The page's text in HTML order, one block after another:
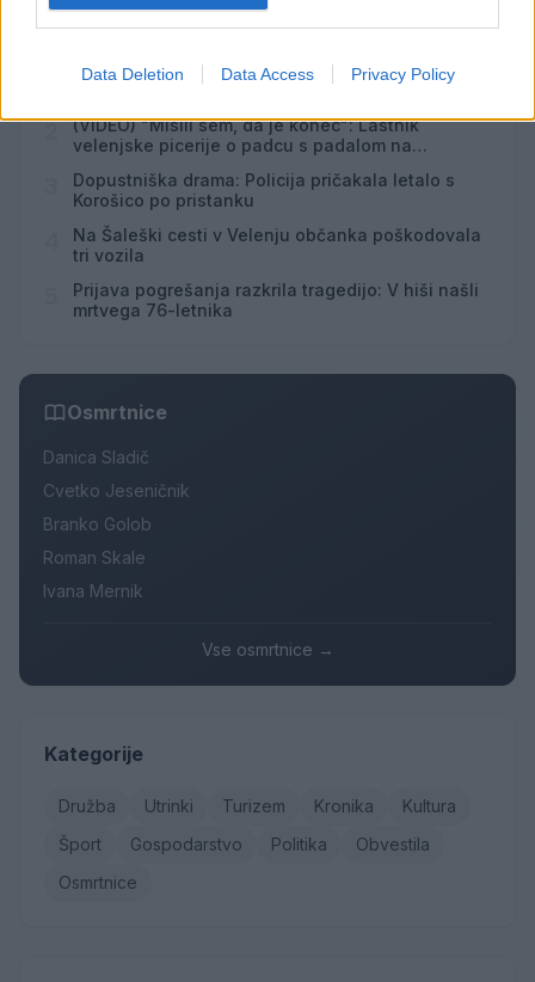
Data Deletion Data Access Privacy Policy
Najbolj brano
Pretep v gostinskem lokalu v Velenju: 46-letnik
(VIDEO) "Mislil sem, da je konec": Lastnik
velenjske picerije o padcu s padalom na
Dopustniška drama: Policija pričakala letalo s
Korošico po pristanku
Na Šaleški cesti v Velenju občanka poškodovala
tri vozila
Prijava pogrešanja razkrila tragedijo: V hiši našli
mrtvega 76-letnika
Osmrtnice
Danica Sladič
Cvetko Jeseničnik
Branko Golob
Roman Skale
Ivana Mernik
Vse osmrtnice →
Kategorije
Družba Utrinki Turizem Kronika
Kultura
Šport
Gospodarstvo Politika
Obvestila
Osmrtnice